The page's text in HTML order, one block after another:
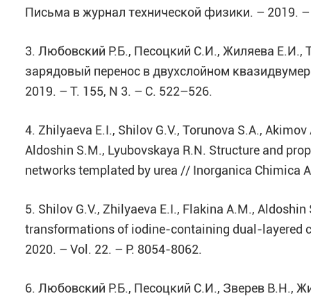
Письма в журнал технической физики. – 2019.
3. Любовский Р.Б., Песоцкий С.И., Жиляева
зарядовый перенос в двухслойном
2019. – Т. 155, N 3. – С. 522–526.
4. Zhilyaeva E.I., Shilov G.V., Torunova S.A.,
Aldoshin S.M., Lyubovskaya R.N. Structure and
networks templated by urea // Inorganica Chimica
5. Shilov G.V., Zhilyaeva E.I., Flakina A.M.,
transformations of iodine-containing dual-layered
2020. – Vol. 22. – P. 8054-8062.
6. Любовский Р.Б., Песоцкий С.И., Зверев В.Н.,